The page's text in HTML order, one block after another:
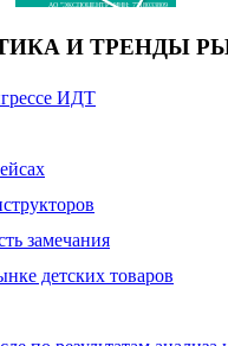
АО "ЭКСПОЦЕНТР" ИНН: 7718033809
И ТРЕНДЫ
ИДТ
замечания
детских товаров